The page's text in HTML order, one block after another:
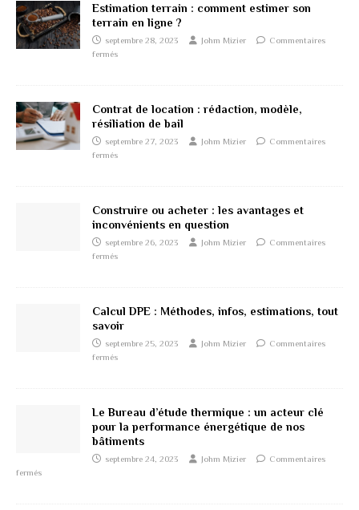
Estimation terrain : comment estimer son
terrain en ligne ?
septembre 28, 2023 Johm Mizier
Commentaires
fermés
Contrat de location : rédaction, modèle,
résiliation de bail
septembre 27, 2023 Johm Mizier
Commentaires
fermés
Construire ou acheter : les avantages et
inconvénients en question
septembre 26, 2023 Johm Mizier
Commentaires
fermés
Calcul DPE : Méthodes, infos, estimations, tout
savoir
septembre 25, 2023 Johm Mizier
Commentaires
fermés
Le Bureau d’étude thermique : un acteur clé
pour la performance énergétique de nos
bâtiments
septembre 24, 2023 Johm Mizier
Commentaires
fermés